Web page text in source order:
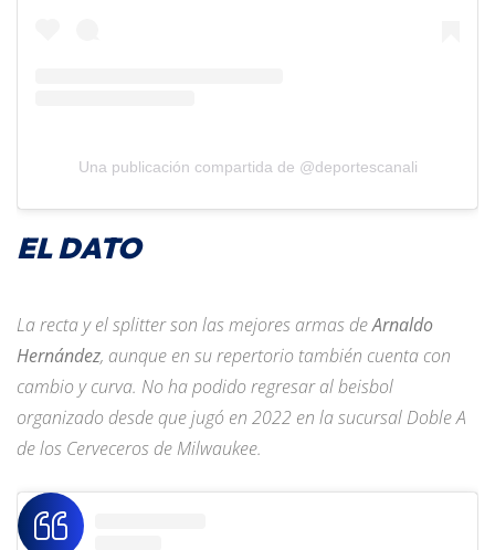
Una publicación compartida de @deportescanali
EL DATO
La recta y el splitter son las mejores armas deArnaldo
Hernández, aunque en su repertorio también cuenta con
cambio y curva. No ha podido regresar al beisbol
organizado desde que jugó en 2022 en la sucursal Doble A
de los Cerveceros de Milwaukee.